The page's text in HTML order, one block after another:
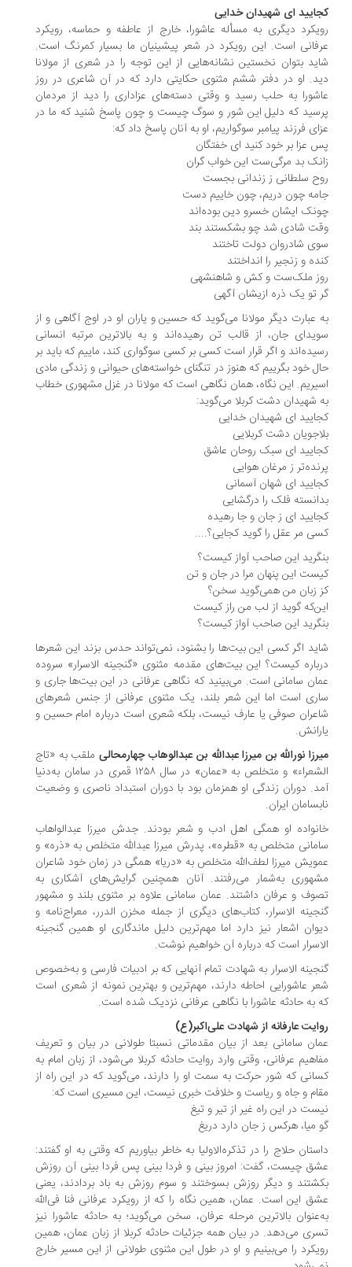
ای شهیدان خدایی
دیگری به مسأله عاشورا، خارج از عاطفه و حماسه، رویکرد
است. این رویکرد در شعر پیشینیان ما بسیار کمرنگ است.
بتوان نخستین نشانه‌هایی از این توجه را در شعری از مولانا
او در دفتر ششم مثنوی حکایتی دارد که در آن شاعری در روز
به حلب رسید و وقتی دسته‌های عزاداری را دید از مردمان
که دلیل این شور و سوگ چیست و چون پاسخ شنید که ما در
فرزند پیامبر سوگواریم، او به آنان پاسخ داد که:
عزا بر خود کنید ای خفتگان
بد مرگی‌ست این خواب گران
سلطانی ز زندانی بجست
چون دریم، چون خاییم دست
ایشان خسرو دین بوده‌اند
شادی شد چو بشکستند بند
شادروان دولت تاختند
و زنجیر را انداختند
ملک‌ست و کش و شاهنشهی
تو یک ذره ازیشان آگهی
عبارت دیگر مولانا می‌گوید که حسین و یاران او در اوج آگاهی و از
جان، از قالب تن رهیده‌اند و به بالاترین مرتبه انسانی
و اگر قرار است کسی بر کسی سوگواری کند، ماییم که باید بر
خود بگرییم که هنوز در تنگنای خواسته‌های حیوانی و زندگی مادی
این نگاه، همان نگاهی است که مولانا در غزل مشهوری خطاب
شهیدان دشت کربلا می‌گوید:
ای شهیدان خدایی
دشت کربلایی
ای سبک روحان عاشق
ز مرغان هوایی
ای شهان آسمانی
فلک را درگشایی
ای ز جان و جا رهیده
مر عقل را گوید کجایی؟....
این صاحب آواز کیست؟
این پنهان مرا در جان و تن
زبان من همی‌گوید سخن؟
گوید از لب من راز کیست
این صاحب آواز کیست؟
اگر کسی این بیت‌ها را بشنود، نمی‌تواند حدس بزند این شعرها
کیست؟ این بیت‌های مقدمه مثنوی «گنجینه الاسرار» سروده
سامانی است. می‌بینید که نگاهی عرفانی در این بیت‌ها جاری و
است اما این شعر بلند، یک مثنوی عرفانی از جنس شعرهای
صوفی یا عارف نیست، بلکه شعری است درباره امام حسین و
نورالله بن میرزا عبدالله بن عبدالوهاب چهارمحالیملقب به «تاج
الشعراء» و متخلص به «عمان» در سال ۱۲۵۸ قمری در سامان به‌دنیا
دوران زندگی او همزمان بود با دوران استبداد ناصری و وضعیت
ایران.
او همگی اهل ادب و شعر بودند. جدش میرزا عبدالواهاب
متخلص به «قطره»، پدرش میرزا عبدالله متخلص به «ذره» و
میرزا لطف‌‌الله متخلص به «دریا» همگی در زمان خود شاعران
به‌شمار می‌رفتند. آنان همچنین گرایش‌های آشکاری به
و عرفان داشتند. عمان سامانی علاوه بر مثنوی بلند و مشهور
الاسرار، کتاب‌های دیگری از جمله مخزن الدرر، معراج‌نامه و
اشعار نیز دارد اما مهم‌ترین دلیل ماندگاری او همین گنجینه
است که درباره آن خواهیم نوشت.
الاسرار به شهادت تمام آنهایی که بر ادبیات فارسی و به‌خصوص
عاشورایی احاطه دارند، مهم‌ترین و بهترین نمونه از شعری است
به حادثه عاشورا با نگاهی عرفانی نزدیک شده است.
عارفانه از شهادت علی‌اکبر(ع)
سامانی بعد از بیان مقدماتی نسبتا طولانی در بیان و تعریف
عرفانی، وقتی وارد روایت حادثه کربلا می‌شود، از زبان امام به
که شور حرکت به سمت او را دارند، می‌گوید که در این راه از
و جاه و ریاست و خلافت خبری نیست، این مسیری است که:
در این راه غیر از تیر و تیغ
میا، هرکس ز جان دارد دریغ
حلاج را در تذکره‌الاولیا به خاطر بیاوریم که وقتی به او گفتند:
چیست، گفت: امروز بینی و فردا بینی پس فردا بینی آن روزش
و دیگر روزش بسوختند و سوم روزش به باد بردادند، یعنی
این است. عمان، همین نگاه را که از رویکرد عرفانی فنا فی‌الله
بالاترین مرحله عرفان، سخن می‌گوید؛ به حادثه عاشورا نیز
می‌دهد. در بیان همه جزئیات حادثه کربلا از زبان عمان، همین
را می‌بینیم و او در طول این مثنوی طولانی از این مسیر خارج